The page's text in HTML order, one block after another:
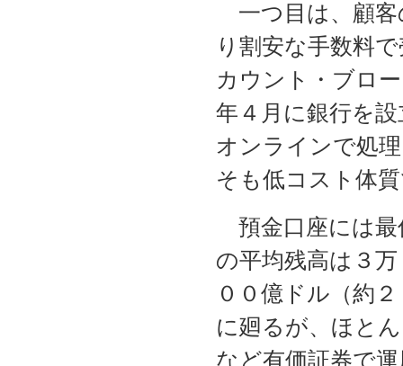
一つ目は、顧客
り割安な手数料
カウント・ブロ
年４月に銀行を
オンラインで処
そも低コスト体
預金口座には最
の平均残高は３
００億ドル（約
に廻るが、ほと
など有価証券で